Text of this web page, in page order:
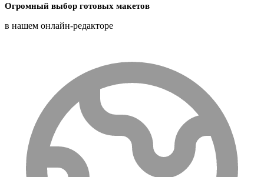
Огромный выбор готовых макетов
в нашем онлайн-редакторе